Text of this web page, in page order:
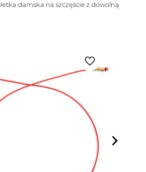
damska na szczęście z dowolną